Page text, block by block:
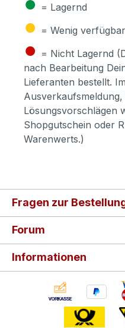
= Lagernd
● = Wenig verfügbar
● = Nicht Lagernd
nach Bearbeitung
Lieferanten bestellt.
Lösungsvorschlägen
Shopgutschein oder
Warenwerts.)
Fragen zur
Forum
Informationen